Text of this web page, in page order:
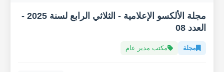
مجلة الألكسو الإعلامية - الثلاثي الرابع لسنة 2025 -
العدد 08
مجلة مكتب مدير عام